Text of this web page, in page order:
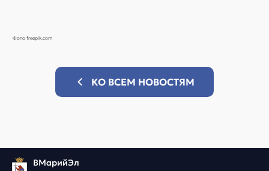
Фото freepik.com
КО ВСЕМ НОВОСТЯМ
ВМарийЭл